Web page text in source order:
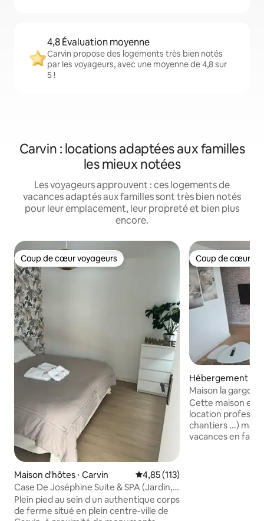
4,8 Évaluation moyenne
Carvin propose des logements très bien notés
par les voyageurs, avec une moyenne de 4,8 sur
5 !
Carvin : locations adaptées aux familles
les mieux notées
Les voyageurs approuvent : ces logements de
vacances adaptés aux familles sont très bien notés
pour leur emplacement, leur propreté et bien plus
encore.
Coup de cœur voyageurs
Coup de cœur voyageurs
Maison d'hôtes ⋅ Carvin Évaluation moyenne sur la
4,85 (113)
Case De Joséphine Suite & SPA (Jardin,
Parking)
Plein pied au sein d un authentique corps
de ferme situé en plein centre-ville de
Coup de cœur
Coup de cœur
Hébergement ⋅
Maison la
Cette maison est
location
chantiers ...)
vacances en